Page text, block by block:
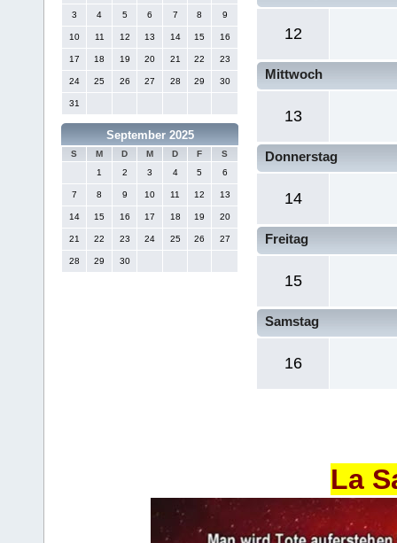
3 4 5 6 7 8 9
10 11 12 13 14 15 16
17 18 19 20 21 22 23
24 25 26 27 28 29 30
31
September 2025
S M D M D F
S
1
2 3 4 5 6
7 8 9 10 11 12 13
14 15 16 17 18 19 20
21 22 23 24 25 26 27
28 29 30
12
Mittwoch
13
Donnerstag
14
Freitag
15
Samstag
16
La